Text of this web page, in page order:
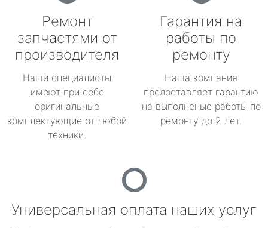
Ремонт
запчастями от
производителя
Наши специалисты
имеют при себе
оригинальные
комплектующие от любой
техники.
Гарантия на
работы по
ремонту
Наша компания
предоставляет гарантию
на выполненые работы по
ремонту до 2 лет.
Универсальная оплата наших услуг